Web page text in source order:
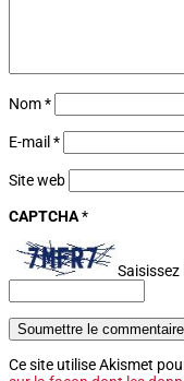
Nom*
E-mail *
Site web
CAPTCHA*
Saisissez
Soumettre le commentaire
Ce site utilise Akismet